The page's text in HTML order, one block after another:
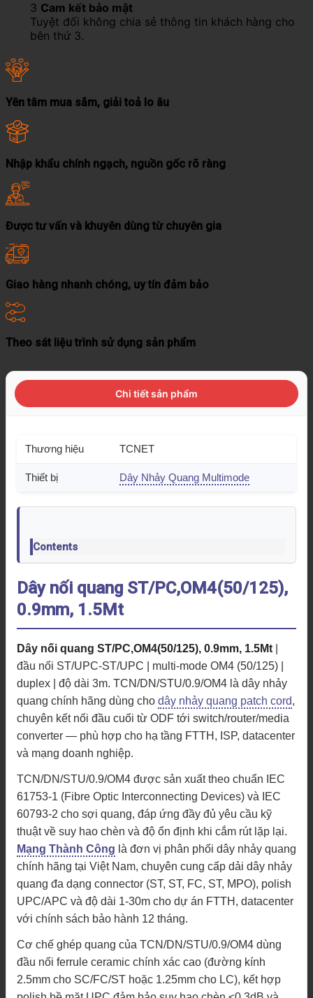
3 Cam kết bảo mật
Tuyệt đối không chia sẻ thông tin khách hàng cho
bên thứ 3.
Yên tâm mua sắm, giải toả lo âu
Nhập khẩu chính ngạch, nguồn gốc rõ ràng
Được tư vấn và khuyên dùng từ chuyên gia
Giao hàng nhanh chóng, uy tín đảm bảo
Theo sát liệu trình sử dụng sản phẩm
Chi tiết sản phẩm
Thương hiệu TCNET
Thiết bị Dây Nhảy Quang Multimode
Contents
Dây nối quang ST/PC,OM4(50/125),
0.9mm, 1.5Mt
Dây nối quang ST/PC,OM4(50/125), 0.9mm, 1.5Mt
đầu nối ST/UPC-ST/UPC | multi-mode OM4 (50/125) |
duplex | độ dài 3m. TCN/DN/STU/0.9/OM4 là dây nhảy
quang chính hãng dùng cho dây nhảy quang patch cord,
chuyên kết nối đầu cuối từ ODF tới switch/router/media
converter — phù hợp cho hạ tầng FTTH, ISP, datacenter
và mạng doanh nghiệp.
TCN/DN/STU/0.9/OM4 được sản xuất theo chuẩn IEC
61753-1 (Fibre Optic Interconnecting Devices) và IEC
60793-2 cho sợi quang, đáp ứng đầy đủ yêu cầu kỹ
thuật về suy hao chèn và độ ổn định khi cắm rút lặp lại.
Mạng Thành Công là đơn vị phân phối dây nhảy quang
chính hãng tại Việt Nam, chuyên cung cấp dải dây nhảy
quang đa dạng connector (ST, ST, FC, ST, MPO), polish
UPC/APC và độ dài 1-30m cho dự án FTTH, datacenter
với chính sách bảo hành 12 tháng.
Cơ chế ghép quang của TCN/DN/STU/0.9/OM4 dùng
đầu nối ferrule ceramic chính xác cao (đường kính
2.5mm cho SC/FC/ST hoặc 1.25mm cho LC), kết hợp